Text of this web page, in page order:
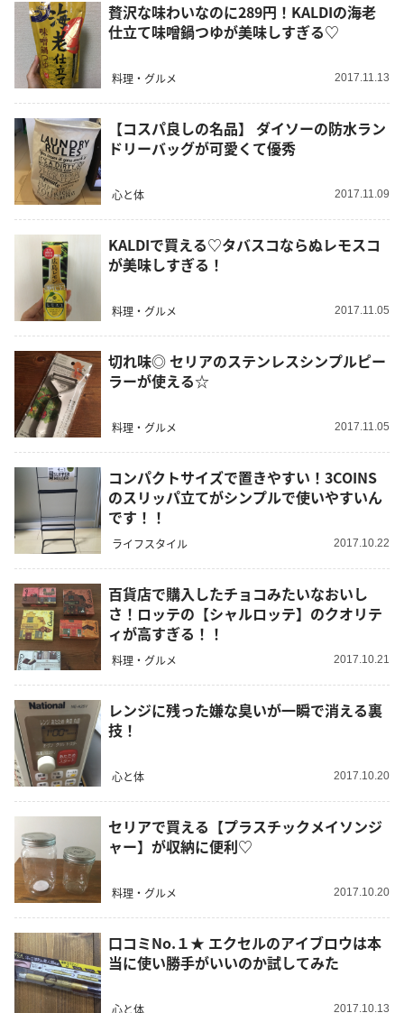
贅沢な味わいなのに289円！KALDIの海老
仕立て味噌鍋つゆが美味しすぎる♡
料理・グルメ 2017.11.13
【コスパ良しの名品】 ダイソーの防水ラン
ドリーバッグが可愛くて優秀
心と体 2017.11.09
KALDIで買える♡タバスコならぬレモスコ
が美味しすぎる！
料理・グルメ 2017.11.05
切れ味◎ セリアのステンレスシンプルピー
ラーが使える☆
料理・グルメ 2017.11.05
コンパクトサイズで置きやすい！3COINS
のスリッパ立てがシンプルで使いやすいん
です！！
ライフスタイル 2017.10.22
百貨店で購入したチョコみたいなおいし
さ！ロッテの【シャルロッテ】のクオリテ
ィが高すぎる！！
料理・グルメ 2017.10.21
レンジに残った嫌な臭いが一瞬で消える裏
技！
心と体 2017.10.20
セリアで買える【プラスチックメイソンジ
ャー】が収納に便利♡
料理・グルメ 2017.10.20
口コミNo.１★ エクセルのアイブロウは本
当に使い勝手がいいのか試してみた
心と体 2017.10.13